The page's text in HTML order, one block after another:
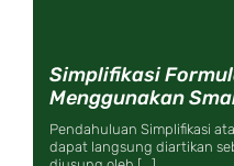
Simplifikasi
Menggunakan
Pendahuluan Simplifikasi
dapat langsung diartikan